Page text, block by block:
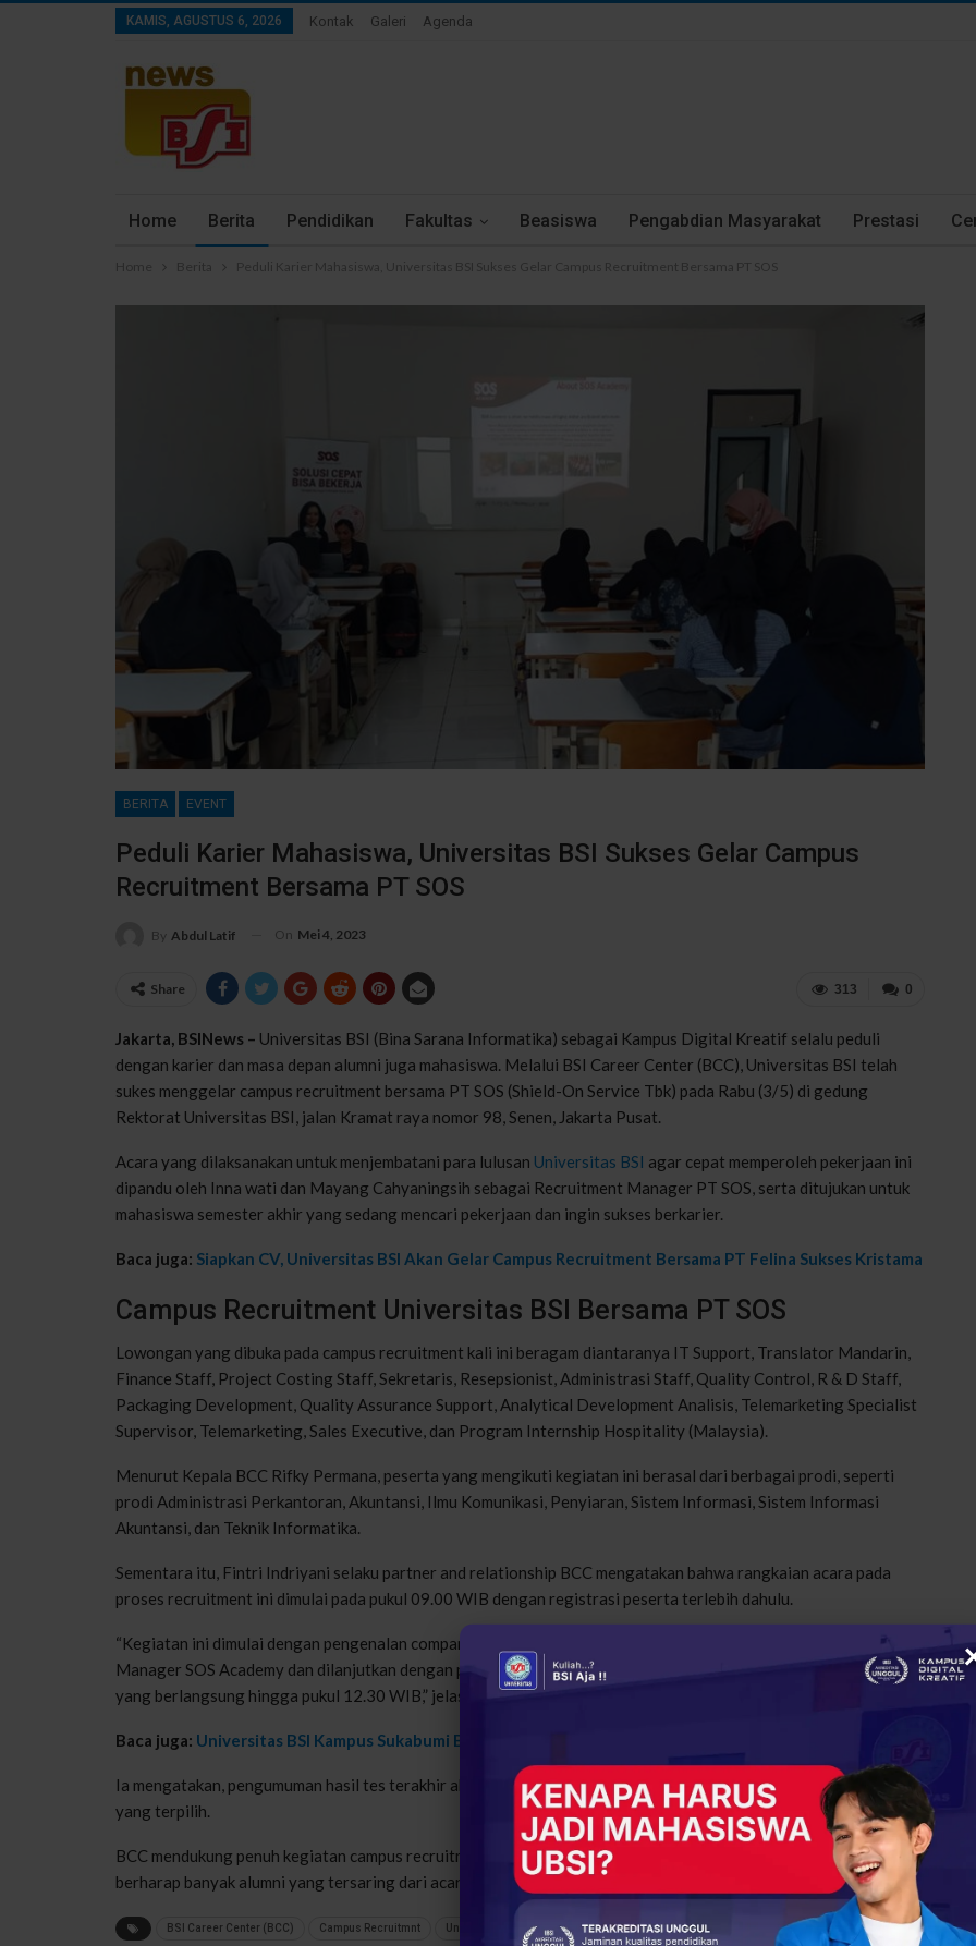
KAMIS, AGUSTUS 6, 2026 Kontak Galeri Agenda
Home Berita Pendidikan Fakultas Beasiswa Pengabdian Masyarakat Prestasi
Home Berita Peduli Karier Mahasiswa, Universitas BSI Sukses Gelar Campus Recruitment Bersama PT SOS
BERITA EVENT
Peduli Karier Mahasiswa, Universitas BSI Sukses Gelar Campus
Recruitment Bersama PT SOS
By Abdul Latif On Mei 4, 2023
0
313
Share
Jakarta, BSINews – Universitas BSI (Bina Sarana Informatika) sebagai Kampus Digital Kreatif selalu peduli
dengan karier dan masa depan alumni juga mahasiswa. Melalui BSI Career Center (BCC), Universitas BSI telah
sukes menggelar campus recruitment bersama PT SOS (Shield-On Service Tbk) pada Rabu (3/5) di gedung
Rektorat Universitas BSI, jalan Kramat raya nomor 98, Senen, Jakarta Pusat.
Acara yang dilaksanakan untuk menjembatani para lulusan Universitas BSI agar cepat memperoleh pekerjaan ini
dipandu oleh Inna wati dan Mayang Cahyaningsih sebagai Recruitment Manager PT SOS, serta ditujukan untuk
mahasiswa semester akhir yang sedang mencari pekerjaan dan ingin sukses berkarier.
Baca juga: Siapkan CV, Universitas BSI Akan Gelar Campus Recruitment Bersama PT Felina Sukses Kristama
Campus Recruitment Universitas BSI Bersama PT SOS
Lowongan yang dibuka pada campus recruitment kali ini beragam diantaranya IT Support, Translator Mandarin,
Finance Staff, Project Costing Staff, Sekretaris, Resepsionist, Administrasi Staff, Quality Control, R & D Staff,
Packaging Development, Quality Assurance Support, Analytical Development Analisis, Telemarketing Specialist
Supervisor, Telemarketing, Sales Executive, dan Program Internship Hospitality (Malaysia).
Menurut Kepala BCC Rifky Permana, peserta yang mengikuti kegiatan ini berasal dari berbagai prodi, seperti
prodi Administrasi Perkantoran, Akuntansi, Ilmu Komunikasi, Penyiaran, Sistem Informasi, Sistem Informasi
Akuntansi, dan Teknik Informatika.
Sementara itu, Fintri Indriyani selaku partner and relationship BCC mengatakan bahwa rangkaian acara pada
proses recruitment ini dimulai pada pukul 09.00 WIB dengan registrasi peserta terlebih dahulu.
“Kegiatan ini dimulai dengan pengenalan company profile dari PT SOS oleh Rima Widyaningrum selaku General
Manager SOS Academy dan dilanjutkan dengan proses pengisian form data pelamar serta dilakukan psikotes
yang berlangsung hingga pukul 12.30 WIB,” jelasnya.
Baca juga: Universitas BSI Kampus Sukabumi Bersama BPTN Syariah Kembali Gelar Campus Recruitment
Ia mengatakan, pengumuman hasil tes terakhir akan dilakukan dengan cara menghubungi masing-masing kandidat
yang terpilih.
BCC mendukung penuh kegiatan campus recruitment untuk memberi peluang kerja ke alumni Universitas BSI. Ia
berharap banyak alumni yang tersaring dari acara campus recruitment tersebut.
BSI Career Center (BCC) Campus Recruitmnt Universitas BSI